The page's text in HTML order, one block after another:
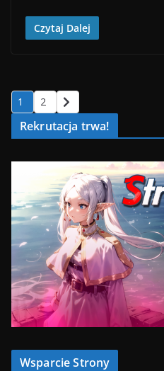
Czytaj Dalej
1 2
Rekrutacja trwa!
Wsparcie Strony